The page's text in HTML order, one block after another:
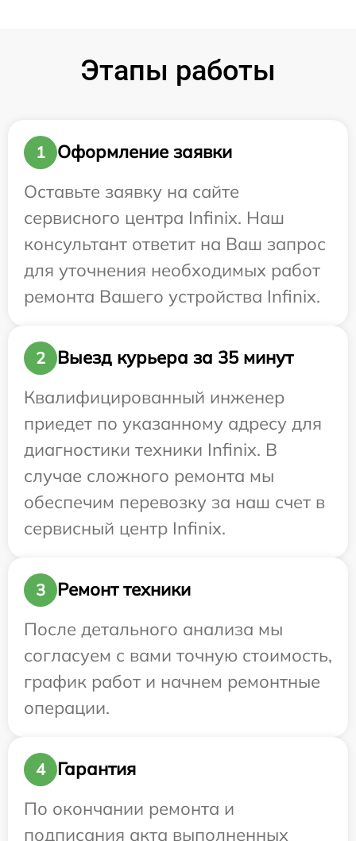
Этапы работы
1
Оформление заявки
Оставьте заявку на сайте
сервисного центра Infinix. Наш
консультант ответит на Ваш запрос
для уточнения необходимых работ
ремонта Вашего устройства Infinix.
2
Выезд курьера за 35 минут
Квалифицированный инженер
приедет по указанному адресу для
диагностики техники Infinix. В
случае сложного ремонта мы
обеспечим перевозку за наш счет в
сервисный центр Infinix.
3
Ремонт техники
После детального анализа мы
согласуем с вами точную стоимость,
график работ и начнем ремонтные
операции.
4
Гарантия
По окончании ремонта и
подписания акта выполненных